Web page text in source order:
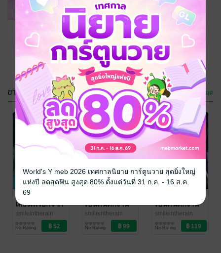
ก็กลายเป็นฮีโร่
ซะงั้น [ SS1 ]
นิยายแฟนตาซี
No Rating
นิยายวาย Boy
Love / Yaoi
No Rating
ดูทั้งหมด
เหลืออีก 8 วัน
ขายดี ดูทั้งหมด
-79%
Sea Sound
เสียงเพรียกจาก
ทะเล
smileintherain
นิยายวาย Boy
Love / Yaoi
No Rating
เป็นคนตกงาน
อยู่ดี ๆ รู้ตัวอีกที
ก็กลายเป็นฮีโร่
ซะงั้น [ SS2 ]
smileintherain
นิยายแฟนตาซี
No Rating
เป็นคนตกงาน
อยู่ดี ๆ รู้ตัวอีกที
ก็กลายเป็นฮีโร่
ซะงั้น [ SS1 ]
smileintherain
นิยายแฟนตาซี
No Rating
World's Y meb 2026 เทศกาลนิยาย การ์ตูนวาย สุดยิ่งใหญ่
แห่งปี ลดสุดฟิน สูงสุด 80% ตั้งแต่วันที่ 31 ก.ค. - 16 ส.ค.
69